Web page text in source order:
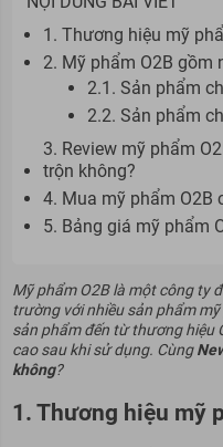
1. Thương hiệu mỹ
2. Mỹ phẩm O2B gồm
2.1. Sản phẩm
2.2. Sản phẩm
3. Review mỹ phẩm
trộn không?
4. Mua mỹ phẩm O2B
5. Bảng giá mỹ phẩm
Mỹ phẩmO2Blà một công ty
trường với nhiều sản phẩm
sản phẩm đến từ thương hiệu
cao sau khi sử dụng. Cùng
không?
1. Thương hiệu mỹ